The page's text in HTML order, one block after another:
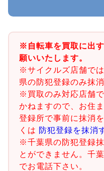
※自転車を買取に出
願いいたします。
※サイクルズ店舗で
県の防犯登録のみ抹
※買取のみ対応店舗
かねますので、お住
登録所で事前に抹消
くは 防犯登録を抹消
※千葉県の防犯登録
とができません。千
でお電話下さい。